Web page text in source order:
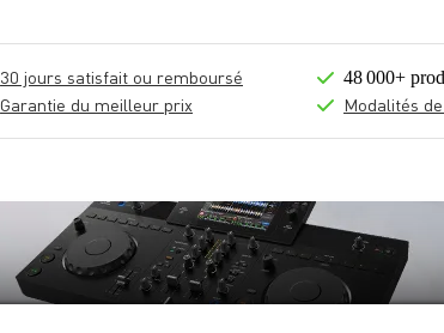
30 jours satisfait ou remboursé
Garantie du meilleur prix
48 000+
Modalités